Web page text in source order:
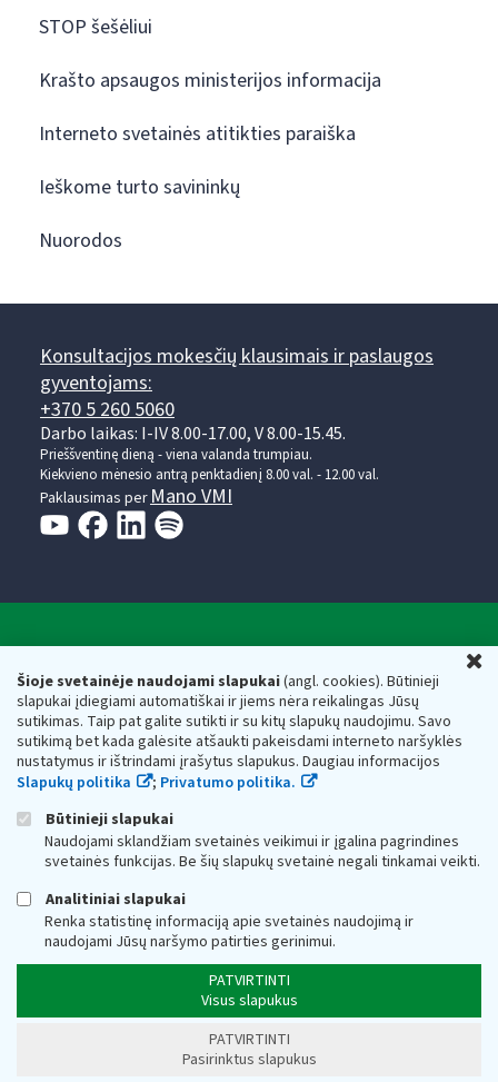
Šioje svetainėje naudojami slapukai(angl. cookies). Būtinieji
slapukai įdiegiami automatiškai ir jiems nėra reikalingas Jūsų
sutikimas. Taip pat galite sutikti ir su kitų slapukų naudojimu. Savo
sutikimą bet kada galėsite atšaukti pakeisdami interneto naršyklės
nustatymus ir ištrindami įrašytus slapukus. Daugiau informacijos
Slapukų politika
; Privatumo politika.
Būtinieji slapukai
Naudojami sklandžiam svetainės veikimui ir įgalina pagrindines
svetainės funkcijas. Be šių slapukų svetainė negali tinkamai veikti.
Analitiniai slapukai
Renka statistinę informaciją apie svetainės naudojimą ir
naudojami Jūsų naršymo patirties gerinimui.
PATVIRTINTI
Visus slapukus
PATVIRTINTI
Pasirinktus slapukus
STOP šešėliui
Krašto apsaugos ministerijos informacija
Interneto svetainės atitikties paraiška
Ieškome turto savininkų
Nuorodos
Konsultacijos mokesčių klausimais ir paslaugos
gyventojams:
+370 5 260 5060
Darbo laikas: I-IV 8.00-17.00, V 8.00-15.45.
Prieššventinę dieną - viena valanda trumpiau.
Kiekvieno mėnesio antrą penktadienį 8.00 val. - 12.00 val.
Paklausimas per Mano VMI
Respublikos finansų ministerijos
Biudžetinė įstaiga. Juridinio asmens kodas — 188659752,
adresas: Vasario 16-osios g. 14, 01107 Vilnius, Lietuva, el.paštas:
vmi@vmi.lt, E. pristatymo dėžutės adresas 188659752
Duomenys apie Valstybinę mokesčių inspekciją prie Lietuvos
Respublikos finansų ministerijos kaupiami ir saugomi Juridinių